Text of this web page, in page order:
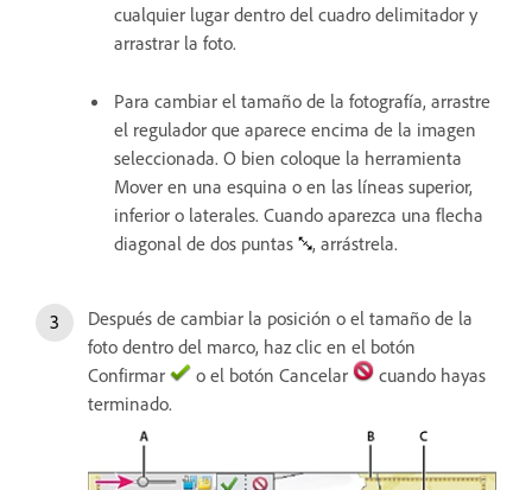
cualquier lugar dentro del cuadro delimitador y
arrastrar la foto.
Para cambiar el tamaño de la fotografía, arrastre
el regulador que aparece encima de la imagen
seleccionada. O bien coloque la herramienta
Mover en una esquina o en las líneas superior,
inferior o laterales. Cuando aparezca una flecha
diagonal de dos puntas
, arrástrela.
Después de cambiar la posición o el tamaño de la
foto dentro del marco, haz clic en el botón
Confirmar
o el botón Cancelar
cuando hayas
terminado.